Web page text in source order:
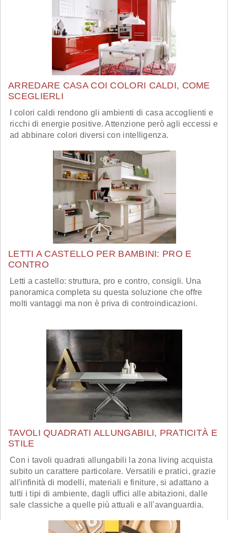
ARREDARE CASA COI COLORI CALDI, COME
SCEGLIERLI
I colori caldi rendono gli ambienti di casa accoglienti e
ricchi di energie positive. Attenzione però agli eccessi e
ad abbinare colori diversi con intelligenza.
LETTI A CASTELLO PER BAMBINI: PRO E
CONTRO
Letti a castello: struttura, pro e contro, consigli. Una
panoramica completa su questa soluzione che offre
molti vantaggi ma non è priva di controindicazioni.
TAVOLI QUADRATI ALLUNGABILI, PRATICITÀ E
STILE
Con i tavoli quadrati allungabili la zona living acquista
subito un carattere particolare. Versatili e pratici, grazie
all'infinità di modelli, materiali e finiture, si adattano a
tutti i tipi di ambiente, dagli uffici alle abitazioni, dalle
sale classiche a quelle più attuali e all'avanguardia.